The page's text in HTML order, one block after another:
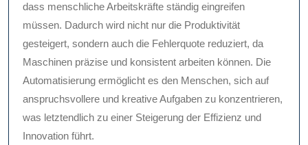
dass menschliche Arbeitskräfte ständig eingreifen
müssen. Dadurch wird nicht nur die Produktivität
gesteigert, sondern auch die Fehlerquote reduziert, da
Maschinen präzise und konsistent arbeiten können. Die
Automatisierung ermöglicht es den Menschen, sich auf
anspruchsvollere und kreative Aufgaben zu konzentrieren,
was letztendlich zu einer Steigerung der Effizienz und
Innovation führt.